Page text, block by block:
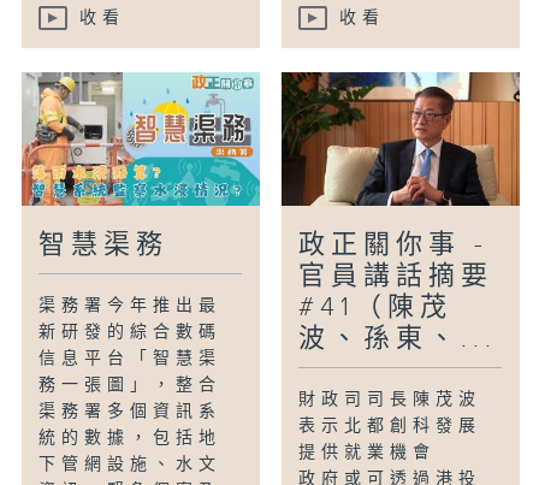
收看 收看
智慧渠務
渠務署今年推出最
新研發的綜合數碼
信息平台「智慧渠
務一張圖」，整合
渠務署多個資訊系
統的數據，包括地
下管網設施、水文
政正關你事 -
官員講話摘要
#41（陳茂
波、孫東、...
財政司司長陳茂波
表示北都創科發展
提供就業機會
政府或可透過港投